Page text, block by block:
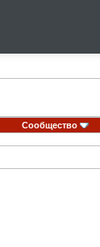
Сообщество